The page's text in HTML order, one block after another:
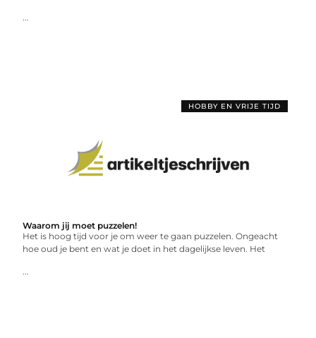
...
HOBBY EN VRIJE TIJD
Waarom jij moet puzzelen!
Het is hoog tijd voor je om weer te gaan puzzelen. Ongeacht
hoe oud je bent en wat je doet in het dagelijkse leven. Het
...